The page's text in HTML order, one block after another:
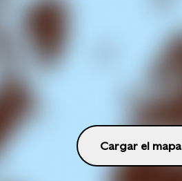
Cargar el mapa